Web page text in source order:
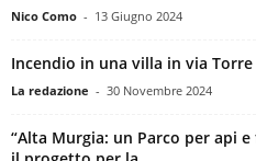
Nico Como - 13 Giugno 2024
Incendio in una villa in via Torre
La redazione - 30 Novembre 2024
“Alta Murgia: un Parco per api